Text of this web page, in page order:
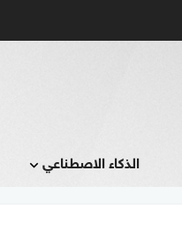
الذكاء الاصطناعي